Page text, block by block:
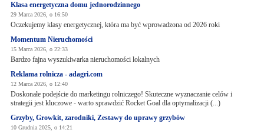
Klasa energetyczna domu jednorodzinnego
29 Marca 2026, o 16:50
Oczekujemy klasy energetycznej, która ma być wprowadzona od 2026 roki
Momentum Nieruchomości
15 Marca 2026, o 22:33
Bardzo fajna wyszukiwarka nieruchomości lokalnych
Reklama rolnicza - adagri.com
12 Marca 2026, o 12:40
Doskonałe podejście do marketingu rolniczego! Skuteczne wyznaczanie celów i
strategii jest kluczowe - warto sprawdzić Rocket Goal dla optymalizacji (...)
Grzyby, Growkit, zarodniki, Zestawy do uprawy grzybów
10 Grudnia 2025, o 14:21